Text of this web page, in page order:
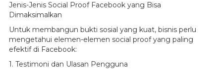
Jenis-Jenis Social Proof Facebook yang Bisa
Dimaksimalkan
Untuk membangun bukti sosial yang kuat, bisnis perlu
mengetahui elemen-elemen social proof yang paling
efektif di Facebook:
1. Testimoni dan Ulasan Pengguna